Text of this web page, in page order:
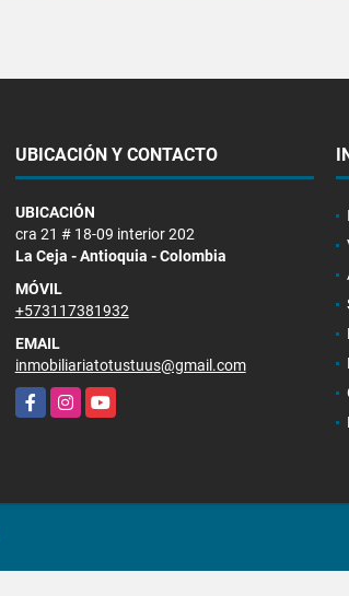
UBICACIÓN Y CONTACTO
UBICACIÓN
cra 21 # 18-09 interior 202
La Ceja - Antioquia - Colombia
MÓVIL
+573117381932
EMAIL
inmobiliariatotustuus@gmail.com
FacebookInstagramYouTube